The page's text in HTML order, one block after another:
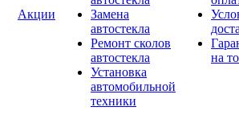
Акции
Замена
автостекла
Ремонт сколов
автостекла
Установка
автомобильной
техники
на